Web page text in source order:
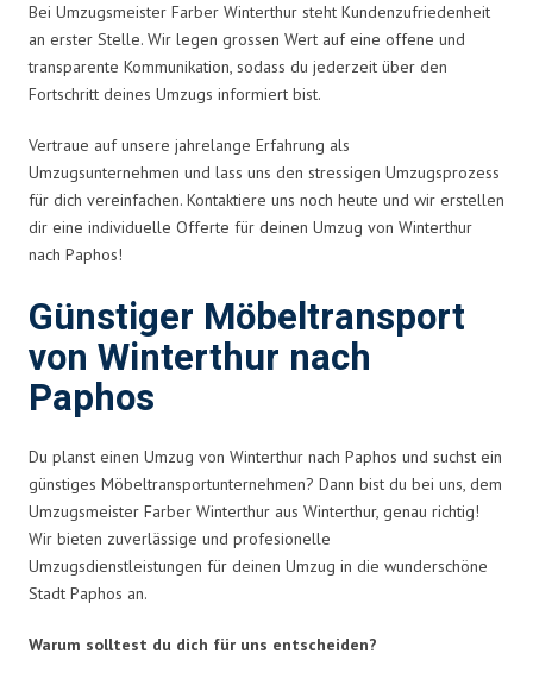
Bei Umzugsmeister Farber Winterthur steht Kundenzufriedenheit
an erster Stelle. Wir legen grossen Wert auf eine offene und
transparente Kommunikation, sodass du jederzeit über den
Fortschritt deines Umzugs informiert bist.
Vertraue auf unsere jahrelange Erfahrung als
Umzugsunternehmen und lass uns den stressigen Umzugsprozess
für dich vereinfachen. Kontaktiere uns noch heute und wir erstellen
dir eine individuelle Offerte für deinen Umzug von Winterthur
nach Paphos!
Günstiger Möbeltransport
von Winterthur nach
Paphos
Du planst einen Umzug von Winterthur nach Paphos und suchst ein
günstiges Möbeltransportunternehmen? Dann bist du bei uns, dem
Umzugsmeister Farber Winterthur aus Winterthur, genau richtig!
Wir bieten zuverlässige und profesionelle
Umzugsdienstleistungen für deinen Umzug in die wunderschöne
Stadt Paphos an.
Warum solltest du dich für uns entscheiden?